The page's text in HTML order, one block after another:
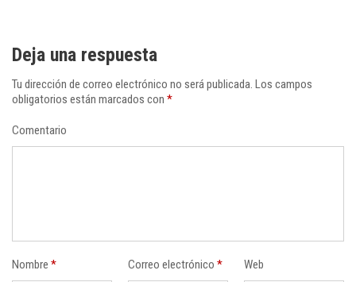
Deja una respuesta
Tu dirección de correo electrónico no será publicada. Los campos
obligatorios están marcados con *
Comentario
Nombre * Correo electrónico * Web